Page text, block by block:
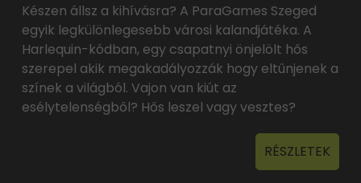
Készen állsz a kihívásra? A ParaGames Szeged
egyik legkülönlegesebb városi kalandjátéka. A
Harlequin-kódban, egy csapatnyi önjelölt hős
szerepel akik megakadályozzák hogy eltűnjenek a
színek a világból. Vajon van kiút az
esélytelenségből? Hős leszel vagy vesztes?
RÉSZLETEK